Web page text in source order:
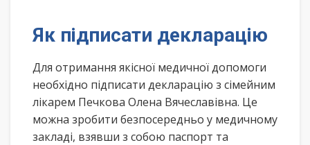
Як підписати декларацію
Для отримання якісної медичної допомоги
необхідно підписати декларацію з сімейним
лікарем Печкова Олена Вячеславівна. Це
можна зробити безпосередньо у медичному
закладі, взявши з собою паспорт та